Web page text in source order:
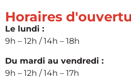
Horaires
Le lundi :
9h – 12h / 14h – 18h
Du mardi au vendredi :
9h – 12h / 14h – 17h